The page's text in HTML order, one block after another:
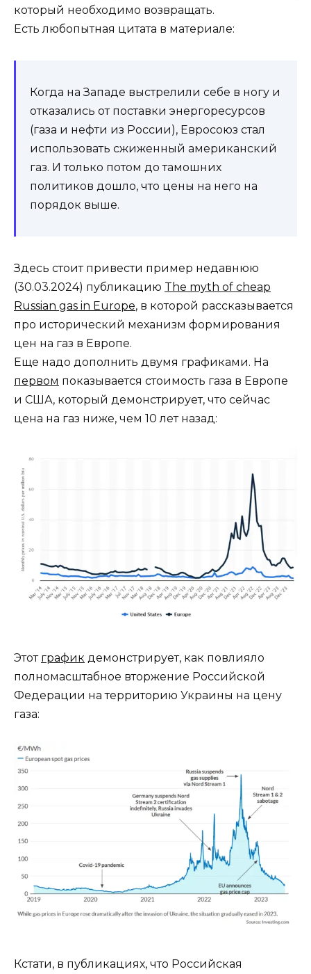
который необходимо возвращать.
Есть любопытная цитата в материале:
Когда на Западе выстрелили себе в ногу и
отказались от поставки энергоресурсов
(газа и нефти из России), Евросоюз стал
использовать сжиженный американский
газ. И только потом до тамошних
политиков дошло, что цены на него на
порядок выше.
Здесь стоит привести пример недавнюю
(30.03.2024) публикацию The myth of cheap
Russian gas in Europe, в которой рассказывается
про исторический механизм формирования
цен на газ в Европе.
Еще надо дополнить двумя графиками. На
первом показывается стоимость газа в Европе
и США, который демонстрирует, что сейчас
цена на газ ниже, чем 10 лет назад:
Этот график демонстрирует, как повлияло
полномасштабное вторжение Российской
Федерации на территорию Украины на цену
газа:
Кстати, в публикациях, что Российская